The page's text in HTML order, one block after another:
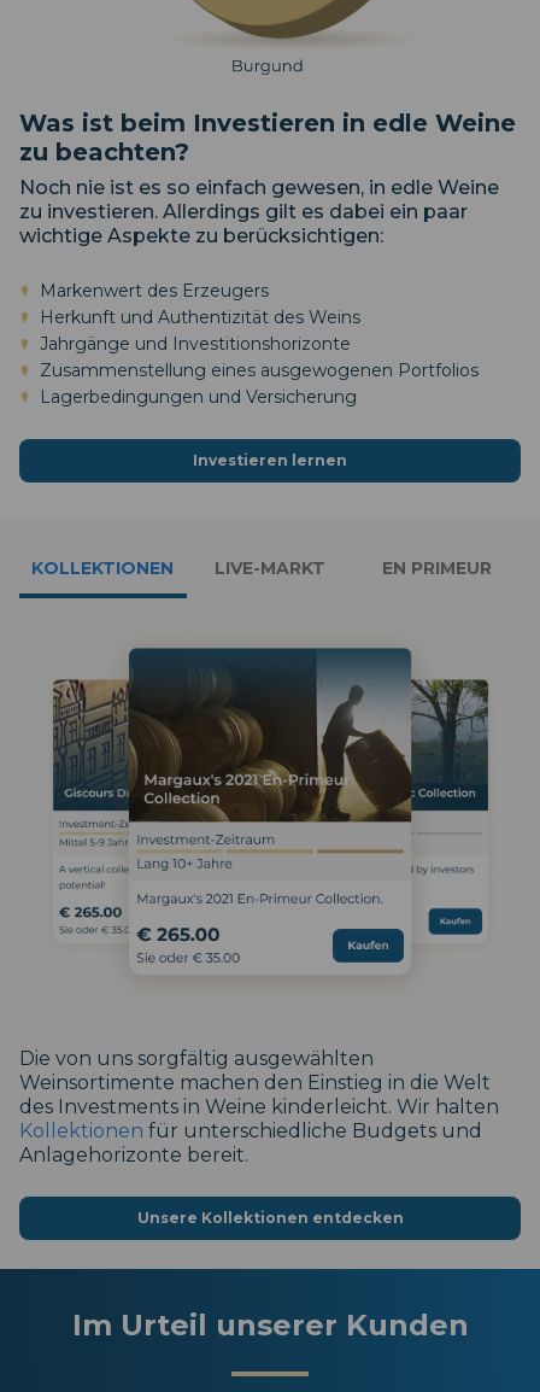
Was ist beim Investieren in edle Weine
zu beachten?
Noch nie ist es so einfach gewesen, in edle Weine
zu investieren. Allerdings gilt es dabei ein paar
wichtige Aspekte zu berücksichtigen:
Markenwert des Erzeugers
Herkunft und Authentizität des Weins
Jahrgänge und Investitionshorizonte
Zusammenstellung eines ausgewogenen Portfolios
Lagerbedingungen und Versicherung
Investieren lernen
KOLLEKTIONEN LIVE-MARKT EN PRIMEUR
Die von uns sorgfältig ausgewählten
Weinsortimente machen den Einstieg in die Welt
des Investments in Weine kinderleicht. Wir halten
Kollektionen für unterschiedliche Budgets und
Anlagehorizonte bereit.
Unsere Kollektionen entdecken
Im Urteil unserer Kunden